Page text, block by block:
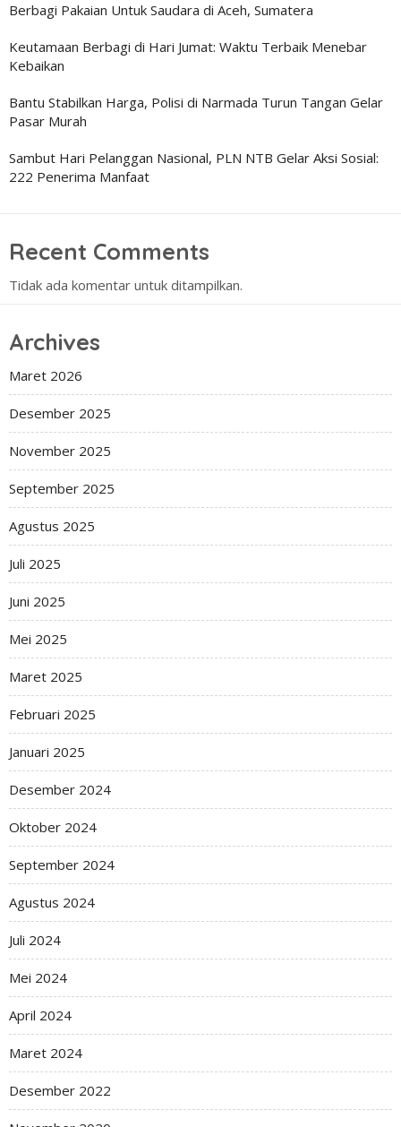
Berbagi Pakaian Untuk Saudara di Aceh, Sumatera
Keutamaan Berbagi di Hari Jumat: Waktu Terbaik Menebar
Kebaikan
Bantu Stabilkan Harga, Polisi di Narmada Turun Tangan Gelar
Pasar Murah
Sambut Hari Pelanggan Nasional, PLN NTB Gelar Aksi Sosial:
222 Penerima Manfaat
Recent Comments
Tidak ada komentar untuk ditampilkan.
Archives
Maret 2026
Desember 2025
November 2025
September 2025
Agustus 2025
Juli 2025
Juni 2025
Mei 2025
Maret 2025
Februari 2025
Januari 2025
Desember 2024
Oktober 2024
September 2024
Agustus 2024
Juli 2024
Mei 2024
April 2024
Maret 2024
Desember 2022